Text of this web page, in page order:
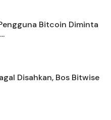
Bitcoin Diminta
Disahkan, Bos Bitwise